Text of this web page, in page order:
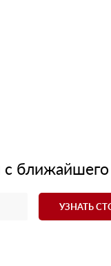
с ближайшего
УЗНАТЬ